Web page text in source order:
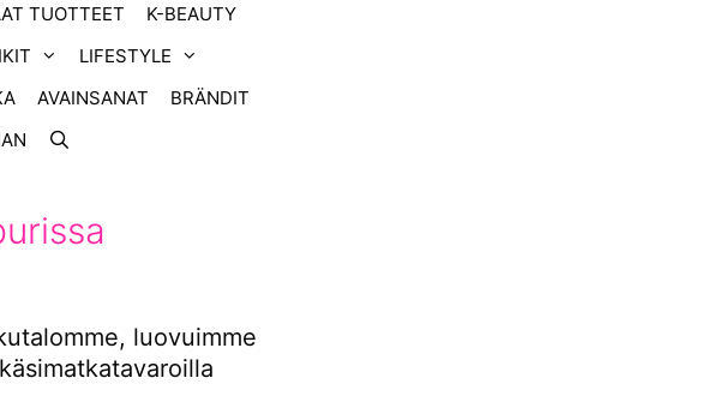
TUOTTEET
K-BEAUTY
LIFESTYLE
AVAINSANAT
BRÄNDIT
luovuimme